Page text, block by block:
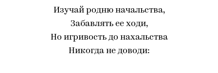
Изучай родню начальства,
Забавлять ее ходи,
Но игривость до нахальства
Никогда не доводи: